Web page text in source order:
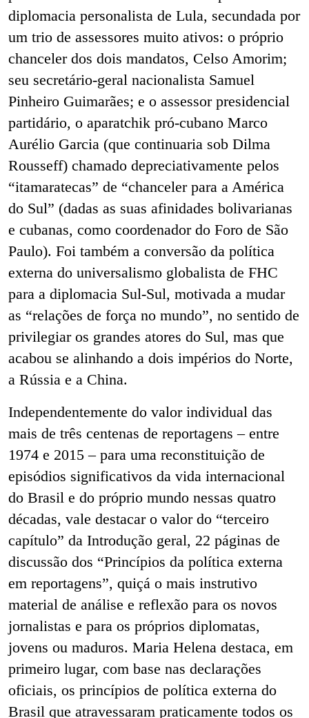
diplomacia personalista de Lula, secundada por
um trio de assessores muito ativos: o próprio
chanceler dos dois mandatos, Celso Amorim;
seu secretário-geral nacionalista Samuel
Pinheiro Guimarães; e o assessor presidencial
partidário, o aparatchik pró-cubano Marco
Aurélio Garcia (que continuaria sob Dilma
Rousseff) chamado depreciativamente pelos
“itamaratecas” de “chanceler para a América
do Sul” (dadas as suas afinidades bolivarianas
e cubanas, como coordenador do Foro de São
Paulo). Foi também a conversão da política
externa do universalismo globalista de FHC
para a diplomacia Sul-Sul, motivada a mudar
as “relações de força no mundo”, no sentido de
privilegiar os grandes atores do Sul, mas que
acabou se alinhando a dois impérios do Norte,
a Rússia e a China.
Independentemente do valor individual das
mais de três centenas de reportagens – entre
1974 e 2015 – para uma reconstituição de
episódios significativos da vida internacional
do Brasil e do próprio mundo nessas quatro
décadas, vale destacar o valor do “terceiro
capítulo” da Introdução geral, 22 páginas de
discussão dos “Princípios da política externa
em reportagens”, quiçá o mais instrutivo
material de análise e reflexão para os novos
jornalistas e para os próprios diplomatas,
jovens ou maduros. Maria Helena destaca, em
primeiro lugar, com base nas declarações
oficiais, os princípios de política externa do
Brasil que atravessaram praticamente todos os